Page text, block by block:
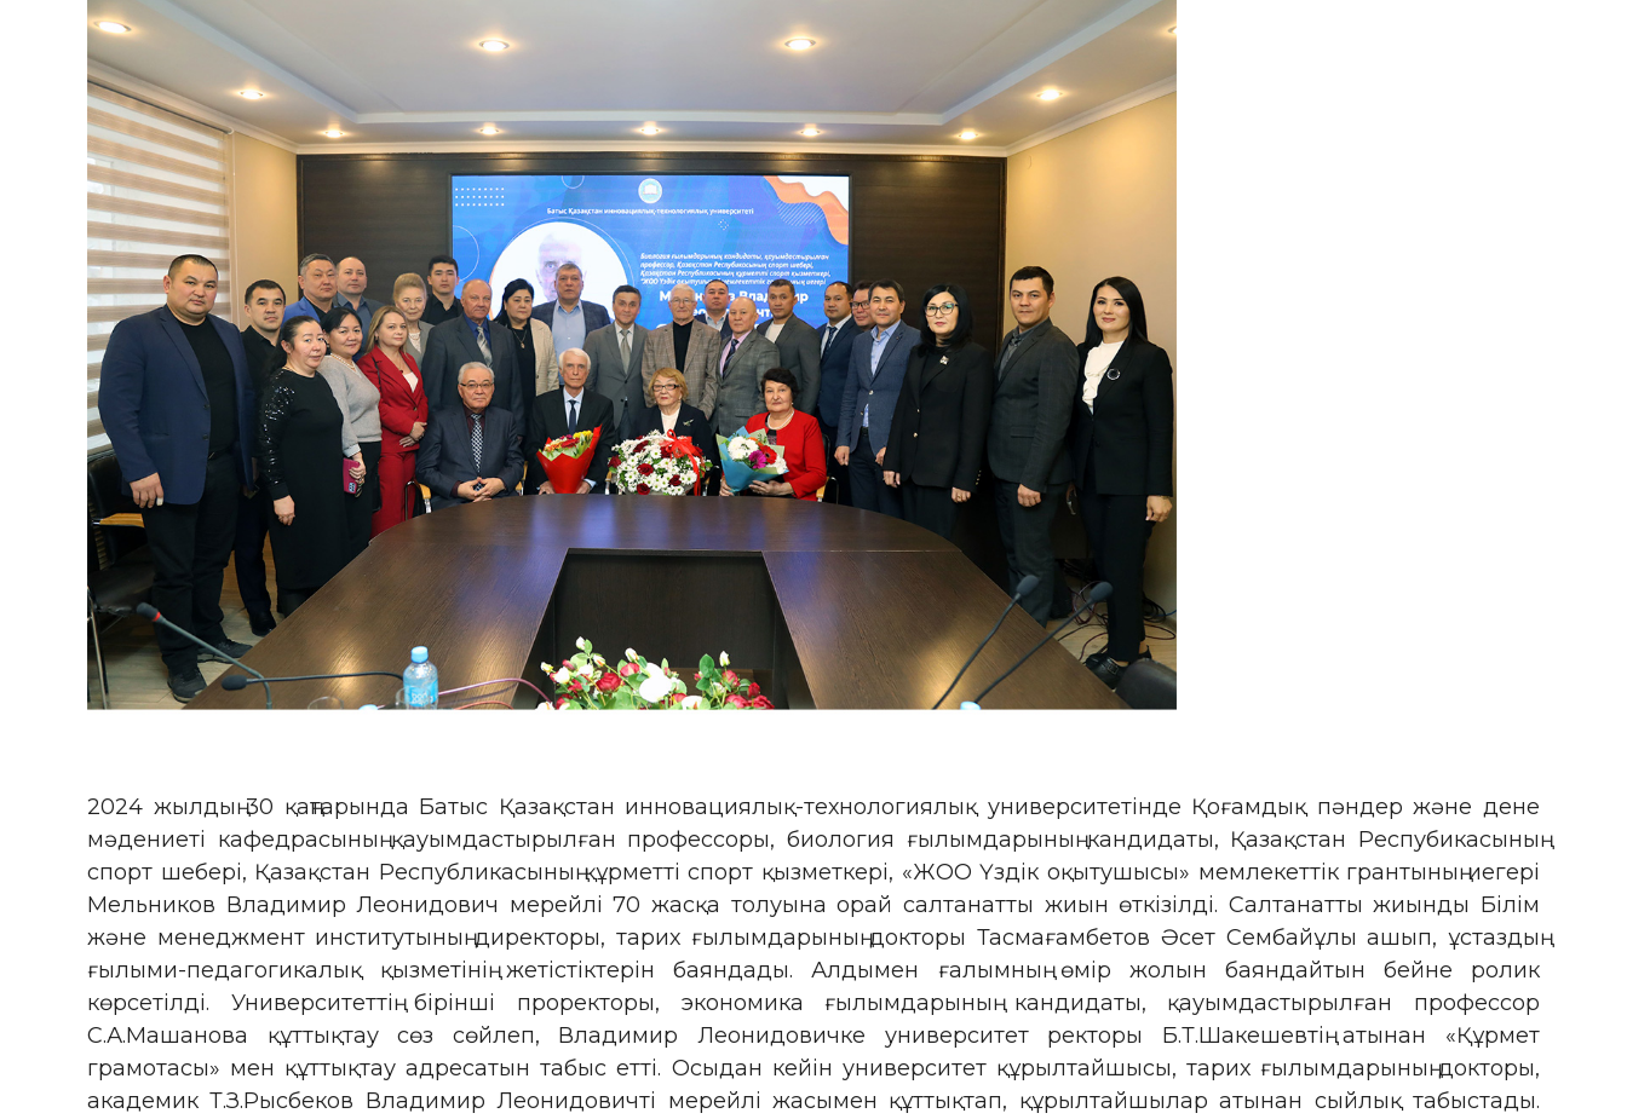
2024 жылдың 30 қаңтарында Батыс Қазақстан инновациялық-технологиялық университетінде Қоғамдық пәндер және дене
мәдениеті кафедрасының қауымдастырылған профессоры, биология ғылымдарының кандидаты, Қазақстан Респубикасының
спорт шебері, Қазақстан Республикасының құрметті спорт қызметкері, «ЖОО Үздік оқытушысы» мемлекеттік грантының иегері
Мельников Владимир Леонидович мерейлі 70 жасқа толуына орай салтанатты жиын өткізілді. Салтанатты жиынды Білім
және менеджмент институтының директоры, тарих ғылымдарының докторы Тасмағамбетов Әсет Сембайұлы ашып, ұстаздың
ғылыми-педагогикалық қызметінің жетістіктерін баяндады. Алдымен ғалымның өмір жолын баяндайтын бейне ролик
көрсетілді. Университеттің бірінші проректоры, экономика ғылымдарының кандидаты, қауымдастырылған профессор
С.А.Машанова құттықтау сөз сөйлеп, Владимир Леонидовичке университет ректоры Б.Т.Шакешевтің атынан «Құрмет
грамотасы» мен құттықтау адресатын табыс етті. Осыдан кейін университет құрылтайшысы, тарих ғылымдарының докторы,
академик Т.З.Рысбеков Владимир Леонидовичті мерейлі жасымен құттықтап, құрылтайшылар атынан сыйлық табыстады.